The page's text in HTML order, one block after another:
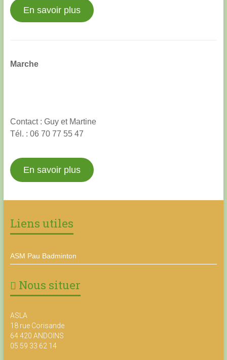
En savoir plus
Marche
Contact : Guy et Martine
Tél. : 06 70 77 55 47
En savoir plus
Liens utiles
ASM Pau Badminton
Nous situer
ASLA
18 rue Corisande
64 420 ANDOINS
05 59 33 62 14